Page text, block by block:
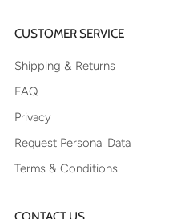
CUSTOMER SERVICE
Shipping & Returns
FAQ
Privacy
Request Personal Data
Terms & Conditions